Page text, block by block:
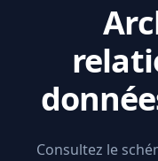
Consultez le